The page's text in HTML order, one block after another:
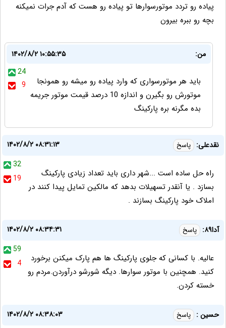
پیاده رو تردد موتورسوارها تو پیاده رو هست که آدم جرات نمیکنه
بچه رو ببره بیرون
من:
۱۴۰۲/۸/۲ ۱۰:۵۵:۳۵
24
9
باید هر موتورسواری که وارد پیاده رو میشه رو همونجا
موتورش رو بگیرن و اندازه 10 درصد قیمت موتور جریمه
بده مگرنه بره پارکینگ
نقدعلی: پاسخ
۱۴۰۲/۸/۲ ۰۸:۳۱:۱۳
32
19
راه حل ساده است ...شهر داری باید تعداد زیادی پارکینگ
بسازد . یا آنقدر تسهیلات بدهد که مالکین تمایل پیدا کنند در
املاک خود پارکینگ بسازند .
آدا۸۹: پاسخ
۱۴۰۲/۸/۲ ۰۸:۳۴:۳۱
59
4
عالیه. با کسانی که جلوی پارکینگ ها هم پارک میکنن برخورد
کنید. همچنین با موتور سوارها. دیگه شورشو درآوردن.مردم رو
خسته کردن.
حسین : پاسخ
۱۴۰۲/۸/۲ ۰۸:۳۸:۰۳